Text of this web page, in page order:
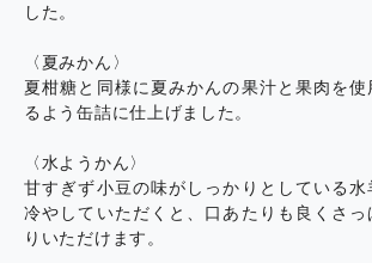
した。
〈夏みかん〉
夏柑糖と同様に夏みかんの果汁と果肉を
るよう缶詰に仕上げました。
〈水ようかん〉
甘すぎず小豆の味がしっかりとしている水
冷やしていただくと、口あたりも良くさ
りいただけます。